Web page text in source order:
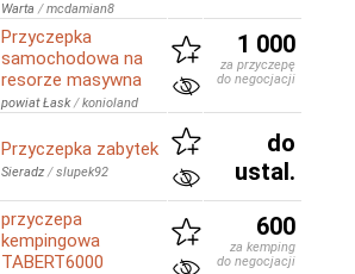
Warta /mcdamian8
Przyczepka
samochodowa na
resorze masywna
powiat Łask/konioland
1 000
za przyczepę
do negocjacji
Przyczepka zabytek
Sieradz /slupek92
do
ustal.
przyczepa
kempingowa
TABERT6000
600
za kemping
do negocjacji